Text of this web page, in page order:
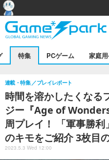
特集 PCゲーム 家庭
時間を溶かしたくなる
ジー『Age of
周プレイ！ 「軍事勝
のキモをご紹介 3枚目
連載・特集 プレイレポート
2023.5.3 Wed 12:00